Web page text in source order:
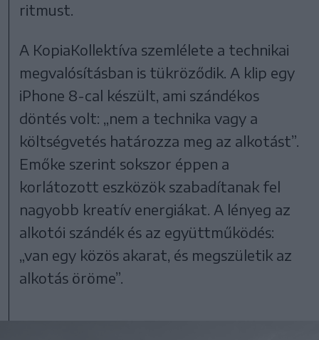
ritmust.
A KopiaKollektíva szemlélete a technikai
megvalósításban is tükröződik. A klip egy
iPhone 8-cal készült, ami szándékos
döntés volt: „nem a technika vagy a
költségvetés határozza meg az alkotást”.
Emőke szerint sokszor éppen a
korlátozott eszközök szabadítanak fel
nagyobb kreatív energiákat. A lényeg az
alkotói szándék és az együttműködés:
„van egy közös akarat, és megszületik az
alkotás öröme”.